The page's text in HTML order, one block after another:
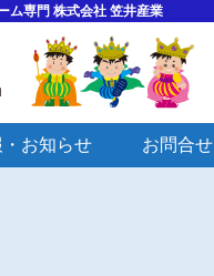
ム専門 株式会社 笠井産業
お知らせ お問合せ